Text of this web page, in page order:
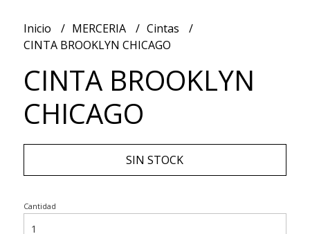
Inicio MERCERIA
Cintas
CINTA BROOKLYN CHICAGO
CINTA BROOKLYN
CHICAGO
SIN STOCK
Cantidad